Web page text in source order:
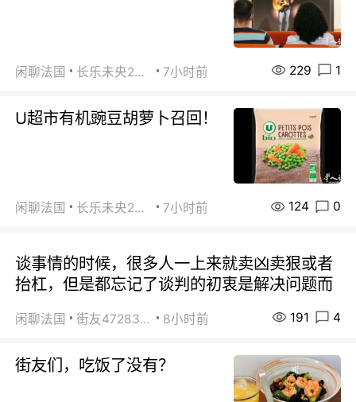
闲聊法国 长乐未央2015 7小时前 229 1
U超市有机豌豆胡萝卜召回！
闲聊法国 长乐未央2015 7小时前 124 0
谈事情的时候，很多人一上来就卖凶卖狠或者
抬杠，但是都忘记了谈判的初衷是解决问题而
闲聊法国 街友472838572 8小时前 191 4
街友们，吃饭了没有？